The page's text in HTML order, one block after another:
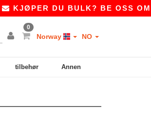
KJØPER DU BULK? BE OSS OM
0
Norway NO
tilbehør Annen